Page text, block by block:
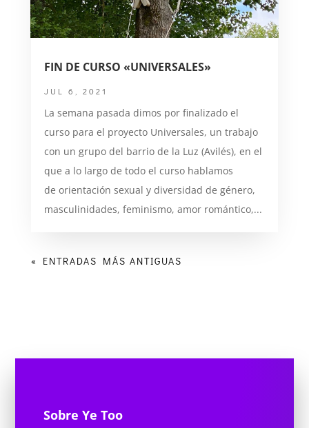
FIN DE CURSO «UNIVERSALES»
JUL 6, 2021
La semana pasada dimos por finalizado el
curso para el proyecto Universales, un trabajo
con un grupo del barrio de la Luz (Avilés), en el
que a lo largo de todo el curso hablamos
de orientación sexual y diversidad de género,
masculinidades, feminismo, amor romántico,...
« ENTRADAS MÁS ANTIGUAS
Sobre Ye Too